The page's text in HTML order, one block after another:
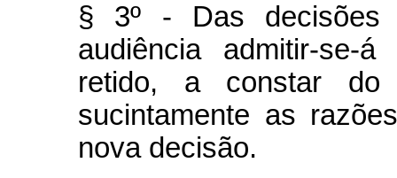
§ 3º - Das decisões
audiência admitir-se-
retido, a constar do
sucintamente as
nova decisão.